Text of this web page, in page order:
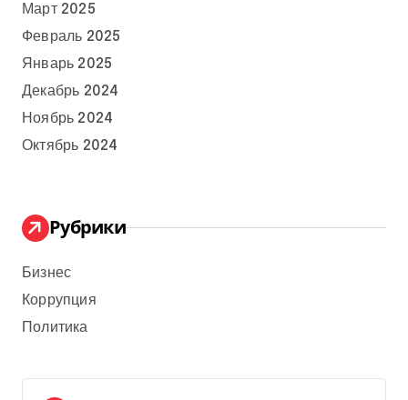
Март 2025
Февраль 2025
Январь 2025
Декабрь 2024
Ноябрь 2024
Октябрь 2024
Рубрики
Бизнес
Коррупция
Политика